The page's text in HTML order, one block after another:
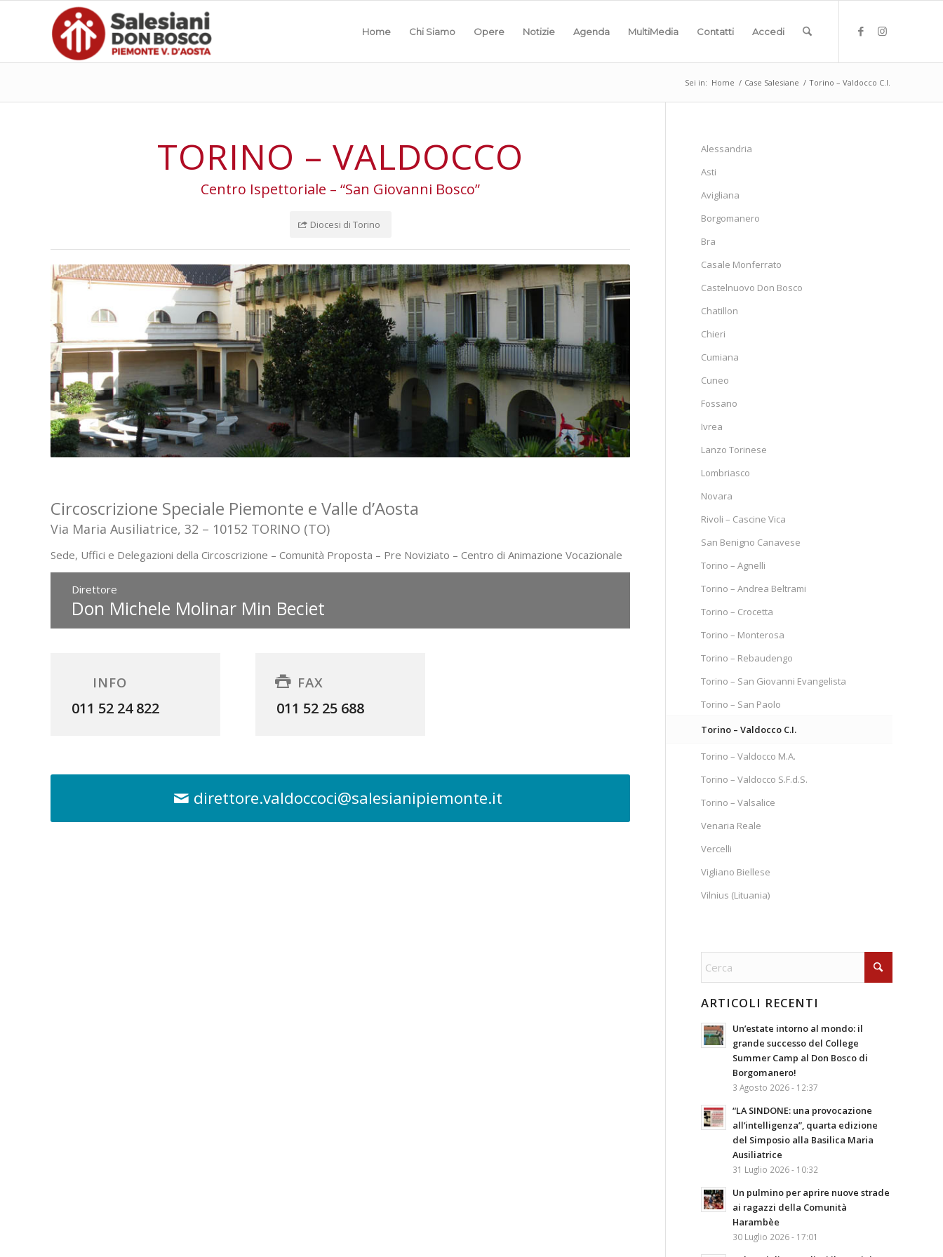
Home Chi Siamo Opere Notizie Agenda MultiMedia Contatti Accedi
Sei in: Home / Case Salesiane / Torino – Valdocco C.I.
TORINO – VALDOCCO
Centro Ispettoriale – “San Giovanni Bosco”
Diocesi di Torino
Circoscrizione Speciale Piemonte e Valle d’Aosta
Via Maria Ausiliatrice, 32 – 10152 TORINO (TO)
Sede, Uffici e Delegazioni della Circoscrizione – Comunità Proposta – Pre Noviziato – Centro di Animazione Vocazionale
Direttore
Don Michele Molinar Min Beciet
INFO
011 52 24 822
FAX
011 52 25 688
direttore.valdoccoci@salesianipiemonte.it
Alessandria
Asti
Avigliana
Borgomanero
Bra
Casale Monferrato
Castelnuovo Don Bosco
Chatillon
Chieri
Cumiana
Cuneo
Fossano
Ivrea
Lanzo Torinese
Lombriasco
Novara
Rivoli – Cascine Vica
San Benigno Canavese
Torino – Agnelli
Torino – Andrea Beltrami
Torino – Crocetta
Torino – Monterosa
Torino – Rebaudengo
Torino – San Giovanni Evangelista
Torino – San Paolo
Torino – Valdocco C.I.
Torino – Valdocco M.A.
Torino – Valdocco S.F.d.S.
Torino – Valsalice
Venaria Reale
Vercelli
Vigliano Biellese
Vilnius (Lituania)
ARTICOLI RECENTI
Un’estate intorno al mondo: il
grande successo del College
Summer Camp al Don Bosco di
Borgomanero!
3 Agosto 2026 - 12:37
“LA SINDONE: una provocazione
all’intelligenza”, quarta edizione
del Simposio alla Basilica Maria
Ausiliatrice
31 Luglio 2026 - 10:32
Un pulmino per aprire nuove strade
ai ragazzi della Comunità
Harambèe
30 Luglio 2026 - 17:01